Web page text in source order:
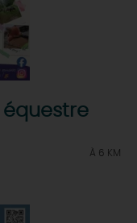
À 6 KM